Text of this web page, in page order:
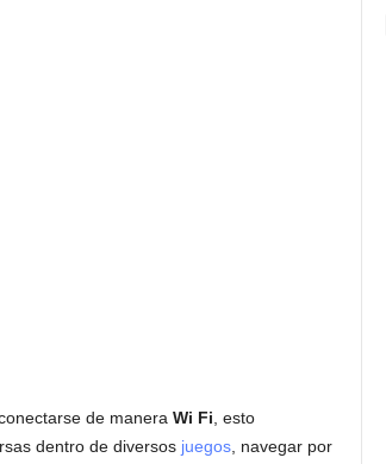
de manera Wi Fi , esto
dentro de diversos juegos, navegar por